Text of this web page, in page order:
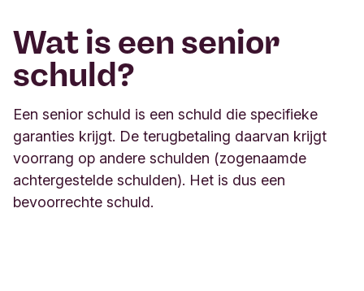
Wat is een senior
schuld?
Een senior schuld is een schuld die specifieke
garanties krijgt. De terugbetaling daarvan krijgt
voorrang op andere schulden (zogenaamde
achtergestelde schulden). Het is dus een
bevoorrechte schuld.